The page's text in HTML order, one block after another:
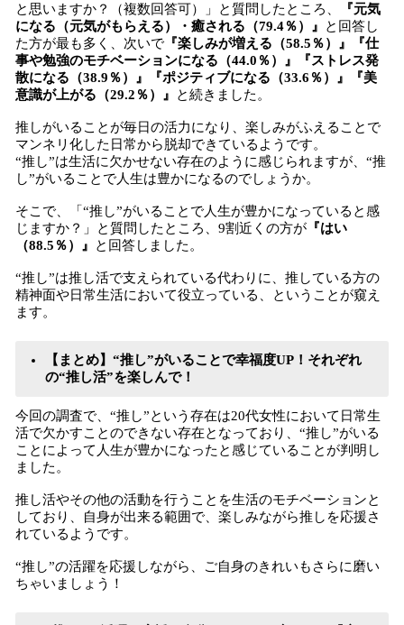
と思いますか？（複数回答可）」と質問したところ、
『元気
になる（元気がもらえる）・癒される（79.4％）
』
と回答し
た方が最も多く、次いで 『楽しみが増える（58.5％） 』『仕
事や勉強のモチベーションになる（44.0％）
』『ストレス発
散になる（38.9％）
』『ポジティブになる（33.6％） 』『美
意識が上がる（29.2％）
』 と続きました。
推しがいることが毎日の活力になり、楽しみがふえることで
マンネリ化した日常から脱却できているようです。
“推し”は生活に欠かせない存在のように感じられますが、“推
し”がいることで人生は豊かになるのでしょうか。
そこで、「“推し”がいることで人生が豊かになっていると感
じますか？」と質問したところ、9割近くの方が 『はい
（88.5％）』 と回答しました。
“推し”は推し活で支えられている代わりに、推している方の
精神面や日常生活において役立っている、ということが窺え
ます。
【まとめ】“推し”がいることで幸福度UP！それぞれ
の“推し活”を楽しんで！
今回の調査で、“推し”という存在は20代女性において日常生
活で欠かすことのできない存在となっており、“推し”がいる
ことによって人生が豊かになったと感じていることが判明し
ました。
推し活やその他の活動を行うことを生活のモチベーションと
しており、自身が出来る範囲で、楽しみながら推しを応援さ
れているようです。
“推し”の活躍を応援しながら、ご自身のきれいもさらに磨い
ちゃいましょう！